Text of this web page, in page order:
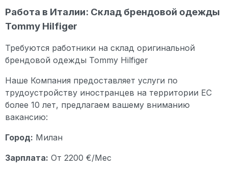
Работа в Италии: Склад брендовой одежды
Tommy Hilfiger
Требуются работники на склад оригинальной
брендовой одежды Tommy Hilfiger
Наше Компания предоставляет услуги по
трудоустройству иностранцев на территории ЕС
более 10 лет, предлагаем вашему вниманию
вакансию:
Город: Милан
Зарплата: От 2200 €/Мес